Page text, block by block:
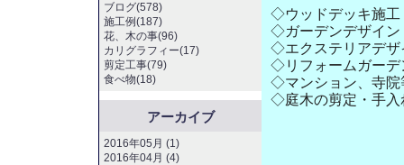
◇ウッドデッキ
◇ガーデンデザイ
◇エクステリアデ
◇リフォームガーデ
◇マンション、寺院
◇庭木の剪定・手入
ブログ(578)
施工例(187)
花、木の事(96)
カリグラフィー(17)
剪定工事(79)
食べ物(18)
アーカイブ
2016年05月 (1)
2016年04月 (4)